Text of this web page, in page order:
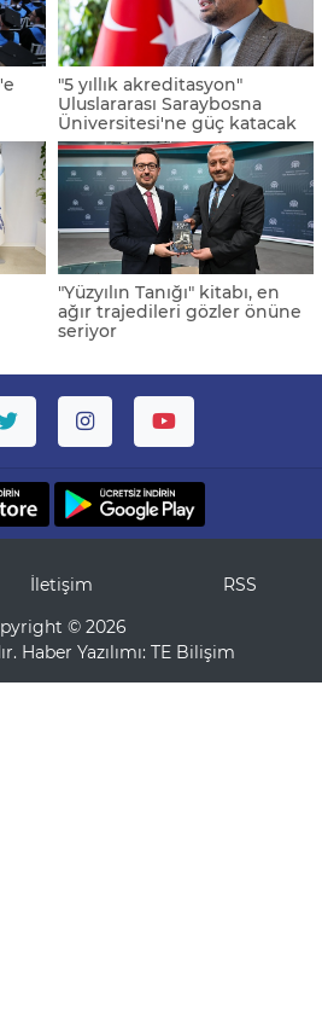
"5 yıllık akreditasyon"
Uluslararası Saraybosna
Üniversitesi'ne güç katacak
"Yüzyılın Tanığı" kitabı, en
ağır trajedileri gözler önüne
seriyor
İletişim
RSS
© 2026
Haber Yazılımı: TE Bilişim